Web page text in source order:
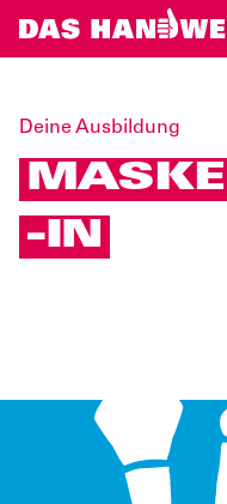
Deine Ausbildung
-IN